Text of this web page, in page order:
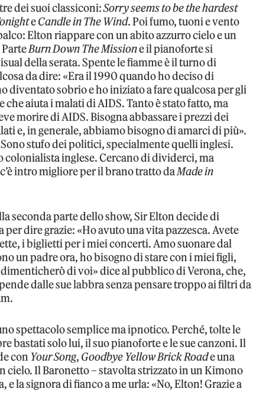
dei suoi classiconi:Sorry seems to be the hardest
eCandle in The Wind. Poi fumo, tuoni e vento
Elton riappare con un abito azzurro cielo e un
ParteBurn Down The Missione il pianoforte si
della serata. Spente le fiamme è il turno di
da dire: «Era il 1990 quando ho deciso di
diventato sobrio e ho iniziato a fare qualcosa per gli
che aiuta i malati di AIDS. Tanto è stato fatto, ma
morire di AIDS. Bisogna abbassare i prezzi dei
e, in generale, abbiamo bisogno di amarci di più».
stufo dei politici, specialmente quelli inglesi.
colonialista inglese. Cercano di dividerci, ma
intro migliore per il brano tratto daMade in
seconda parte dello show, Sir Elton decide di
dire grazie: «Ho avuto una vita pazzesca. Avete
i biglietti per i miei concerti. Amo suonare dal
un padre ora, ho bisogno di stare con i miei figli,
di voi» dice al pubblico di Verona, che,
dalle sue labbra senza pensare troppo ai filtri da
spettacolo semplice ma ipnotico. Perché, tolte le
bastati solo lui, il suo pianoforte e le sue canzoni. Il
con Your Song, Goodbye Yellow Brick Roade una
cielo. Il Baronetto – stavolta strizzato in un Kimono
e la signora di fianco a me urla: «No, Elton! Grazie a